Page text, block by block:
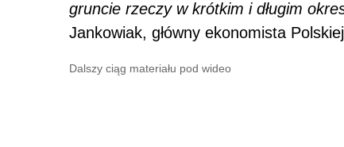
gruncie rzeczy w krótkim i długim
Jankowiak, główny ekonomista
Dalszy ciąg materiału pod wideo